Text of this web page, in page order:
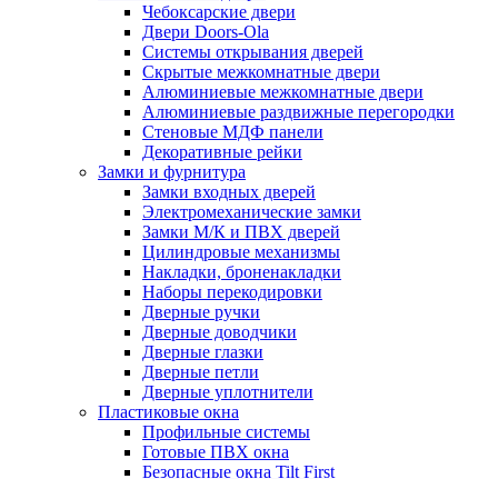
Чебоксарские двери
Двери Doors-Ola
Системы открывания дверей
Скрытые межкомнатные двери
Алюминиевые межкомнатные двери
Алюминиевые раздвижные перегородки
Стеновые МДФ панели
Декоративные рейки
Замки и фурнитура
Замки входных дверей
Электромеханические замки
Замки М/К и ПВХ дверей
Цилиндровые механизмы
Накладки, броненакладки
Наборы перекодировки
Дверные ручки
Дверные доводчики
Дверные глазки
Дверные петли
Дверные уплотнители
Пластиковые окна
Профильные системы
Готовые ПВХ окна
Безопасные окна Tilt First